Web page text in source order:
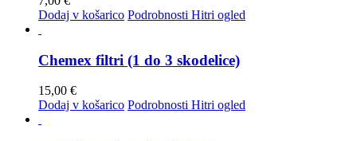
Dodaj v košarico Podrobnosti Hitri ogled
Chemex filtri (1 do 3 skodelice)
15,00 €
Dodaj v košarico Podrobnosti Hitri ogled